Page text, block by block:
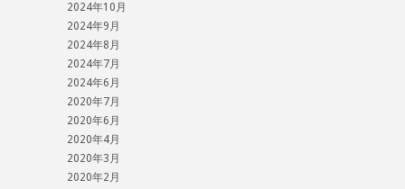
2024年10月
2024年9月
2024年8月
2024年7月
2024年6月
2020年7月
2020年6月
2020年4月
2020年3月
2020年2月